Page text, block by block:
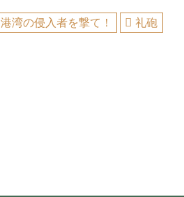
港湾の侵入者を撃て！ 礼砲